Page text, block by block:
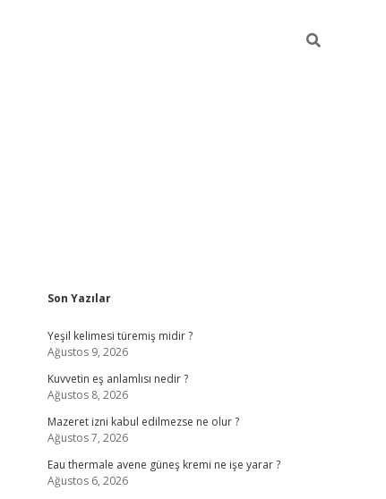
Sidebar
Son Yazılar
Yeşil kelimesi türemiş midir ?
Ağustos 9, 2026
Kuvvetin eş anlamlısı nedir ?
Ağustos 8, 2026
Mazeret izni kabul edilmezse ne olur ?
Ağustos 7, 2026
Eau thermale avene güneş kremi ne işe yarar ?
Ağustos 6, 2026